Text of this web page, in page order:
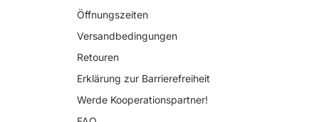
Öffnungszeiten
Versandbedingungen
Retouren
Erklärung zur Barrierefreiheit
Werde Kooperationspartner!